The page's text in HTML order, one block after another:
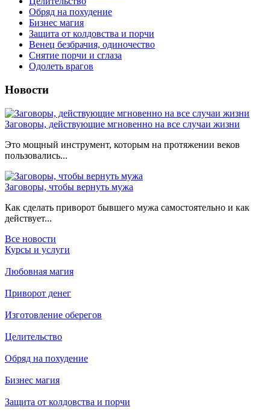
Обряд на похудение
Бизнес магия
Защита от колдовства и порчи
Венец безбрачия, одиночество
Снятие порчи и сглаза
Одолеть врагов
Новости
Заговоры, действующие мгновенно на все случаи жизни
Это мощный инструмент, которым на протяжении веков
пользовались...
Заговоры, чтобы вернуть мужа
Как сделать приворот бывшего мужа самостоятельно и как
действует...
Все новости
Курсы и услуги
Любовная магия
Приворот денег
Изготовление оберегов
Целительство
Обряд на похудение
Бизнес магия
Защита от колдовства и порчи